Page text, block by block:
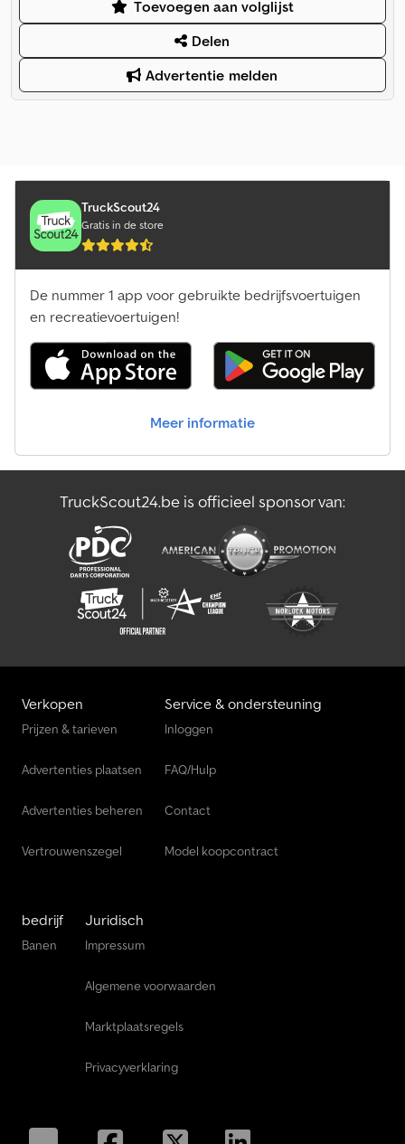
Toevoegen aan volglijst
Delen
Advertentie melden
TruckScout24
Gratis in de store
De nummer 1 app voor gebruikte bedrijfsvoertuigen
en recreatievoertuigen!
Meer informatie
TruckScout24.be is officieel sponsor van:
Verkopen
Prijzen & tarieven
Advertenties plaatsen
Advertenties beheren
Vertrouwenszegel
Service & ondersteuning
Inloggen
FAQ/Hulp
Contact
Model koopcontract
bedrijf
Banen
Juridisch
Impressum
Algemene voorwaarden
Marktplaatsregels
Privacyverklaring